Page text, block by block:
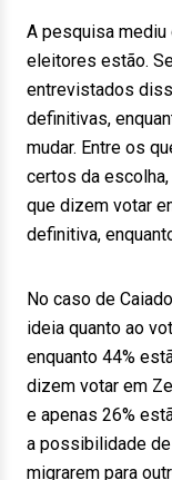
A pesquisa
eleitores estão.
entrevistados
definitivas,
mudar. Entre os
certos da escolha,
que dizem votar
definitiva,
No caso de
ideia quanto ao
enquanto 44%
dizem votar em
e apenas 26%
a possibilidade
migrarem para